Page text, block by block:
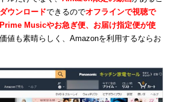
ウンロードできるのでオフラインで視聴で
Prime Musicやお急ぎ便、お届け指定便が使
値も素晴らしく、Amazonを利用するならお